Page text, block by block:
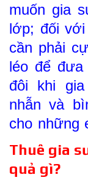
muốn gia
lớp; đối
cần phải
léo để đưa
đôi khi
nhẫn và
cho những
Thuê gia
quả gì?